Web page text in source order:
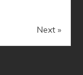
Next »